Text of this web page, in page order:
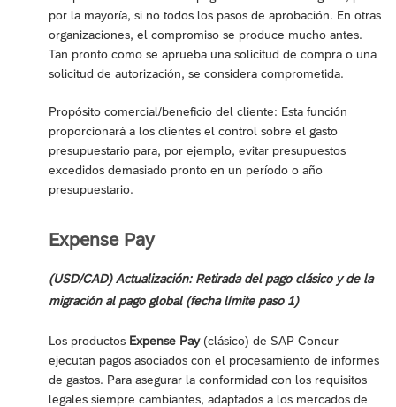
por la mayoría, si no todos los pasos de aprobación. En otras
organizaciones, el compromiso se produce mucho antes.
Tan pronto como se aprueba una solicitud de compra o una
solicitud de autorización, se considera comprometida.
Propósito comercial/beneficio del cliente: Esta función
proporcionará a los clientes el control sobre el gasto
presupuestario para, por ejemplo, evitar presupuestos
excedidos demasiado pronto en un período o año
presupuestario.
Expense Pay
(USD/CAD) Actualización: Retirada del pago clásico y de la
migración al pago global (fecha límite paso 1)
Los productos Expense Pay(clásico) de SAP Concur
ejecutan pagos asociados con el procesamiento de informes
de gastos. Para asegurar la conformidad con los requisitos
legales siempre cambiantes, adaptados a los mercados de